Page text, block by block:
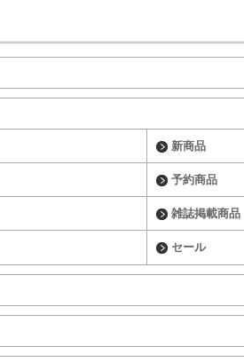
新商品
予約商品
雑誌掲載商品
セール